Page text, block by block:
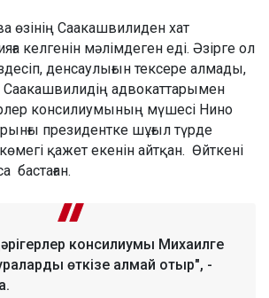
өзінің Саакашвилиден хат
келгенін мәлімдеген еді. Әзірге ол
денсаулығын тексере алмады,
адвокаттарымен
консилиумының мүшесі Нино
президентке шұғыл түрде
қажет екенін айтқан. Өйткені
бастаған.
консилиумы Михаилге
өткізе алмай отыр", -